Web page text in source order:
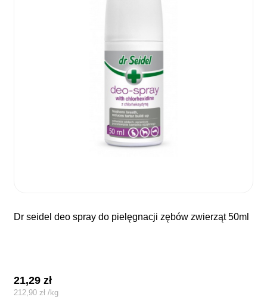
dr seidel deo spray do pielęgnacji zębów zwierząt 50ml
21,29zł
212,90 zł /kg